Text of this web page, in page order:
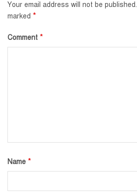
Your email address will not be published.
marked *
Comment *
Name *